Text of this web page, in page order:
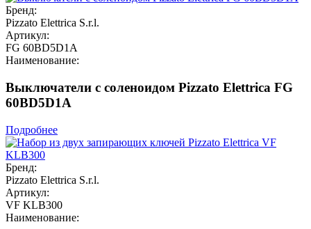
Бренд:
Pizzato Elettrica S.r.l.
Артикул:
FG 60BD5D1A
Наименование:
Выключатели с соленоидом Pizzato Elettrica FG
60BD5D1A
Подробнее
Бренд:
Pizzato Elettrica S.r.l.
Артикул:
VF KLB300
Наименование: